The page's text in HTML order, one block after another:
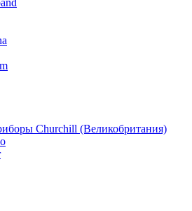
Churchill (Великобритания)